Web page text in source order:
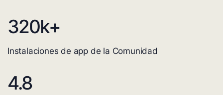
320k+
Instalaciones de app de la Comunidad
4.8